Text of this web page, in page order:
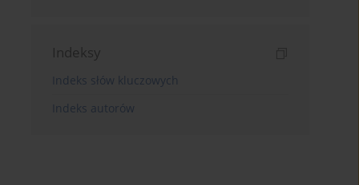
Indeksy
Indeks słów kluczowych
Indeks autorów